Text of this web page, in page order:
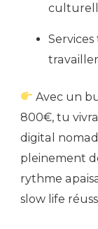
Avec un
800€, tu
digital
pleinement
rythme
slow life